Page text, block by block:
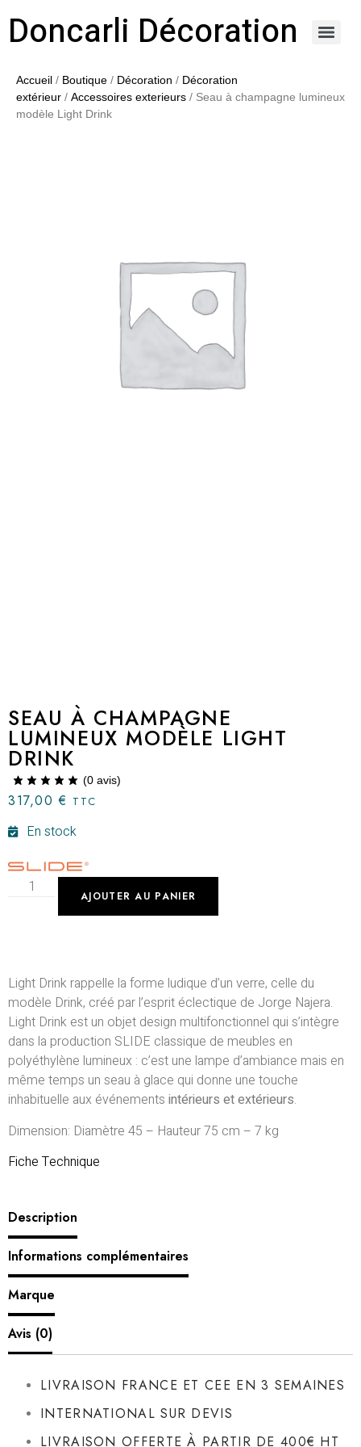
Doncarli Décoration
Accueil / Boutique / Décoration / Décoration
extérieur / Accessoires exterieurs / Seau à champagne lumineux
modèle Light Drink
SEAU À CHAMPAGNE
LUMINEUX MODÈLE LIGHT
DRINK
(0 avis)
317,00€ TTC
En stock
AJOUTER AU PANIER
Light Drink rappelle la forme ludique d’un verre, celle du
modèle Drink, créé par l’esprit éclectique de Jorge Najera.
Light Drink est un objet design multifonctionnel qui s’intègre
dans la production SLIDE classique de meubles en
polyéthylène lumineux : c’est une lampe d’ambiance mais en
même temps un seau à glace qui donne une touche
inhabituelle aux événements intérieurs et extérieurs.
Dimension: Diamètre 45 – Hauteur 75 cm – 7 kg
Fiche Technique
Description
Informations complémentaires
Marque
Avis (0)
LIVRAISON FRANCE ET CEE EN 3 SEMAINES
INTERNATIONAL SUR DEVIS
LIVRAISON OFFERTE À PARTIR DE 400€ HT